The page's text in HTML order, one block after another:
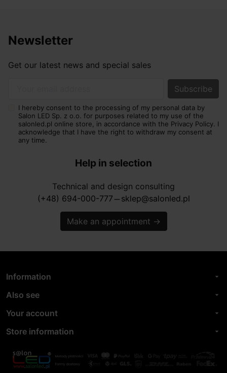
Newsletter
Get our latest news and special sales
I hereby consent to the processing of my personal data by
Salon LED Sp. z o.o. for purposes related to my use of the
salonled.pl online store, in accordance with the Privacy Policy. I
acknowledge that I have the right to withdraw my consent at
any time.
Help in selection
Technical and design consulting
(+48) 694-000-777 horizontal_rule sklep@salonled.pl
Make an appointment →
Information arrow_drop_down
Also see arrow_drop_down
Your account arrow_drop_down
Store information arrow_drop_down